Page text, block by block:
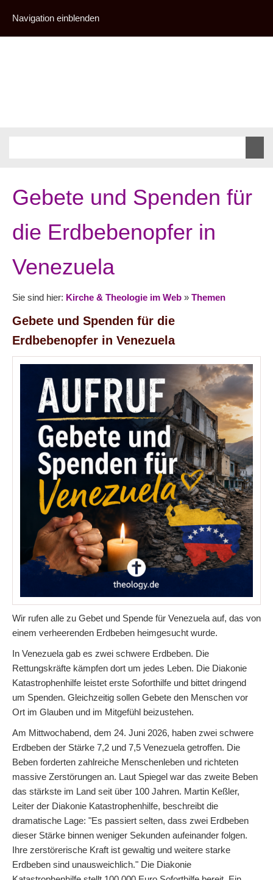
Navigation einblenden
Gebete und Spenden für
die Erdbebenopfer in
Venezuela
Sie sind hier: Kirche & Theologie im Web » Themen
Gebete und Spenden für die
Erdbebenopfer in Venezuela
Wir rufen alle zu Gebet und Spende für Venezuela auf, das von
einem verheerenden Erdbeben heimgesucht wurde.
In Venezuela gab es zwei schwere Erdbeben. Die
Rettungskräfte kämpfen dort um jedes Leben. Die Diakonie
Katastrophenhilfe leistet erste Soforthilfe und bittet dringend
um Spenden. Gleichzeitig sollen Gebete den Menschen vor
Ort im Glauben und im Mitgefühl beizustehen.
Am Mittwochabend, dem 24. Juni 2026, haben zwei schwere
Erdbeben der Stärke 7,2 und 7,5 Venezuela getroffen. Die
Beben forderten zahlreiche Menschenleben und richteten
massive Zerstörungen an. Laut Spiegel war das zweite Beben
das stärkste im Land seit über 100 Jahren. Martin Keßler,
Leiter der Diakonie Katastrophenhilfe, beschreibt die
dramatische Lage: "Es passiert selten, dass zwei Erdbeben
dieser Stärke binnen weniger Sekunden aufeinander folgen.
Ihre zerstörerische Kraft ist gewaltig und weitere starke
Erdbeben sind unausweichlich." Die Diakonie